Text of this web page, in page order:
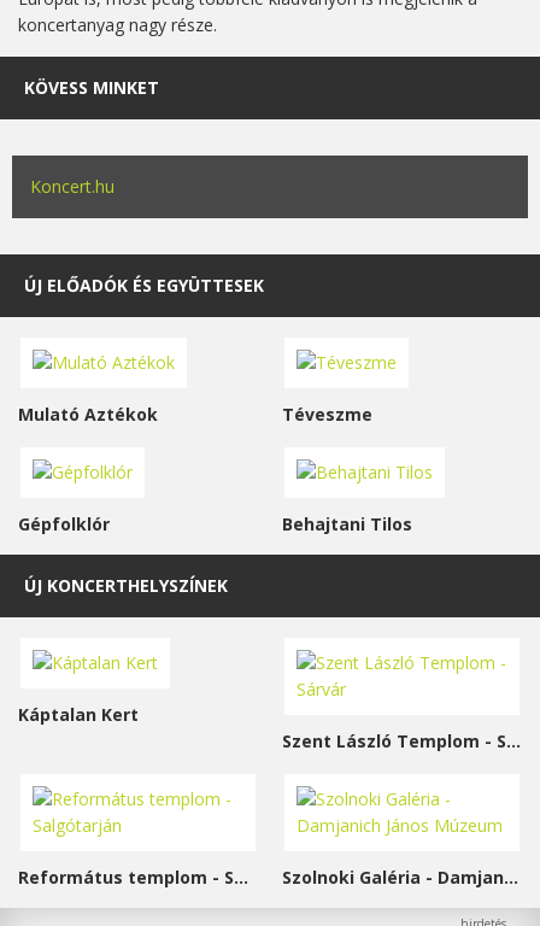
koncertanyag nagy része.
KÖVESS MINKET
Koncert.hu
ÚJ ELŐADÓK ÉS EGYÜTTESEK
Mulató Aztékok Téveszme
Gépfolklór Behajtani Tilos
ÚJ KONCERTHELYSZÍNEK
Káptalan Kert
Szent László Templom - Sárvár
Református templom - Salgótarján Szolnoki Galéria - Damjanich János Múzeum